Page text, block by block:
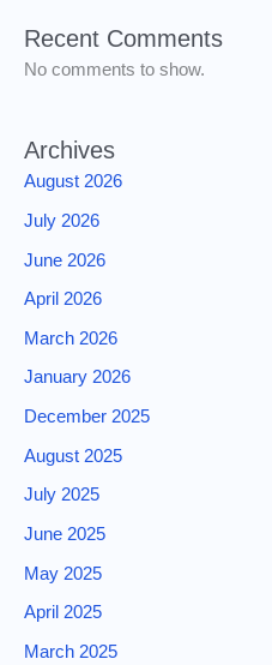
Recent Comments
No comments to show.
Archives
August 2026
July 2026
June 2026
April 2026
March 2026
January 2026
December 2025
August 2025
July 2025
June 2025
May 2025
April 2025
March 2025